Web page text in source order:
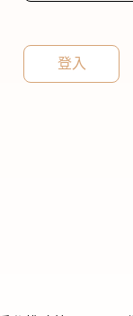
登入